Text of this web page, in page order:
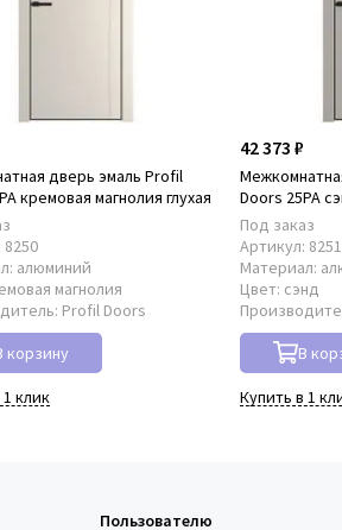
дверь эмаль Profil
кремовая магнолия глухая
8250
алюминий
магнолия
Profil Doors
корзину
клик
42 373 ₽
Doors 25PA
Под заказ
Артикул: 8251
Материал:
Цвет: сэнд
В
Купить в 1
Пользователю